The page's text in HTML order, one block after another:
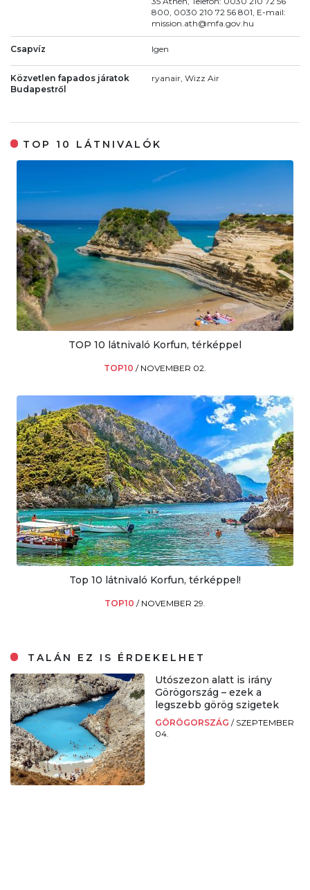
800, 0030 210 72 56 801, E-mail:
mission.ath@mfa.gov.hu
Csapvíz Igen
Közvetlen fapados járatok
Budapestről
ryanair, Wizz Air
TOP 10 LÁTNIVALÓK
TOP 10 látnivaló Korfun, térképpel
TOP10 / NOVEMBER 02.
Top 10 látnivaló Korfun, térképpel!
TOP10 / NOVEMBER 29.
TALÁN EZ IS ÉRDEKELHET
Utószezon alatt is irány
Görögország – ezek a
legszebb görög szigetek
GÖRÖGORSZÁG / SZEPTEMBER
04.